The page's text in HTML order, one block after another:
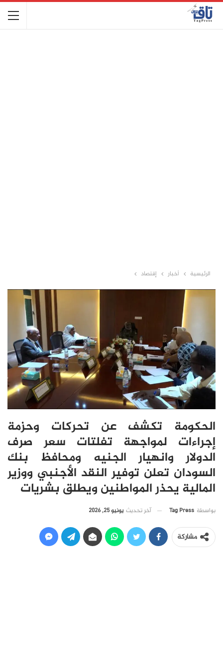
الرئيسية أخبار إقتصاد
الحكومة تكشف عن تحركات وحزمة
إجراءات لمواجهة تفلتات سعر صرف
الدولار وانهيار الجنيه ومحافظ بنك
السودان تعلن توفير النقد الأجنبي ووزير
المالية يحذر المواطنين ويطلق بشريات
بواسطة Tag Press آخر تحديث يونيو 25, 2026
مشاركة